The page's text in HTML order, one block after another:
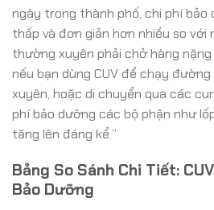
ngày trong thành phố, chi phí bảo
thấp và đơn giản hơn nhiều so với
thường xuyên phải chở hàng
nếu bạn dùng CUV để chạy
xuyên, hoặc di chuyển qua các
phí bảo dưỡng các bộ phận như
tăng lên đáng kể.”
Bảng So Sánh Chi Tiết:
Bảo Dưỡng